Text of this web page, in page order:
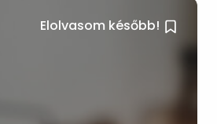
Elolvasom később!